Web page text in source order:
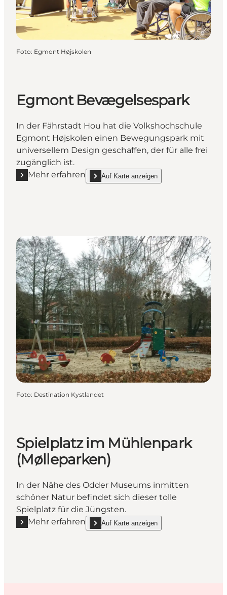
Foto: Egmont Højskolen
Egmont Bevægelsespark
In der Fährstadt Hou hat die Volkshochschule
Egmont Højskolen einen Bewegungspark mit
universellem Design geschaffen, der für alle frei
zugänglich ist.
Mehr erfahren
Mehr erfahren "Egmont Bevægelsespark"
Auf Karte anzeigen
show Egmont Bevægelsespark on_map
Foto: Destination Kystlandet
Spielplatz im Mühlenpark
(Mølleparken)
In der Nähe des Odder Museums inmitten
schöner Natur befindet sich dieser tolle
Spielplatz für die Jüngsten.
Mehr erfahren
Mehr erfahren "Spielplatz im Mühlenpark
Auf Karte anzeigen
show Spielplatz im Mühlenpark (Mølleparken)